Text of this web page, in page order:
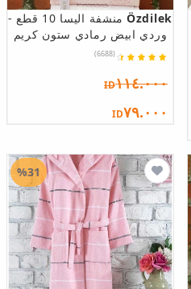
Özdilek
منشفة اليسا 10 قطع -
وردي ابيض رمادي ستون كريم
(6688)
ID١١٤.٠٠٠
ID٧٩.٠٠٠
%31